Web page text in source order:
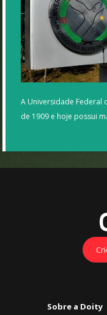
A Universidade Federal
de 1909 e hoje possui
Sobre a Doity